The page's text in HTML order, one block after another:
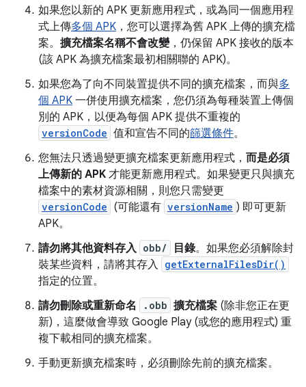
如果您以新的 APK 更新應用程式，或為同一個應用程
式上傳多個 APK ，您可以選擇為舊 APK 上傳的擴充檔
案。 擴充檔案名稱不會改變，仍保留 APK 接收的版本
(該 APK 為擴充檔案最初相關聯的 APK)。
如果您為了向不同裝置提供不同的擴充檔案，而與多
個 APK 一併使用擴充檔案，您仍須為每種裝置上傳個
別的 APK，以便為每個 APK 提供不重複的
versionCode 值和宣告不同的篩選條件。
您無法只透過變更擴充檔案更新應用程式， 而是必須
上傳新的 APK 才能更新應用程式。如果變更只與擴充
檔案中的素材資源相關，則您只需變更
versionCode (可能還有 versionName ) 即可更新
APK。
請勿將其他資料存入 obb/ 目錄。如果您必須解除封
裝某些資料，請將其存入 getExternalFilesDir()
指定的位置。
請勿刪除或重新命名
.obb 擴充檔案 (除非您正在更
新)，這麼做會導致 Google Play (或您的應用程式) 重
複下載相同的擴充檔案。
手動更新擴充檔案時，必須刪除先前的擴充檔案。